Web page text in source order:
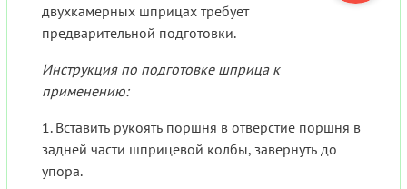
двухкамерных шприцах требует
предварительной подготовки.
Инструкция по подготовке шприца к
применению:
1. Вставить рукоять поршня в отверстие поршня в
задней части шприцевой колбы, завернуть до
упора.